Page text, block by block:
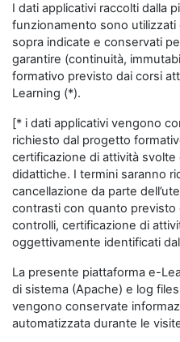
I dati applicativi raccolti dalla
funzionamento sono
sopra indicate e conservati
garantire (continuità,
formativo previsto dai corsi
Learning (*).
[* i dati applicativi vengono
richiesto dal progetto
certificazione di attività
didattiche. I termini saranno
cancellazione da parte
contrasti con quanto
controlli, certificazione di
oggettivamente identificati
La presente piattaforma e-
di sistema (Apache) e log
vengono conservate
automatizzata durante le